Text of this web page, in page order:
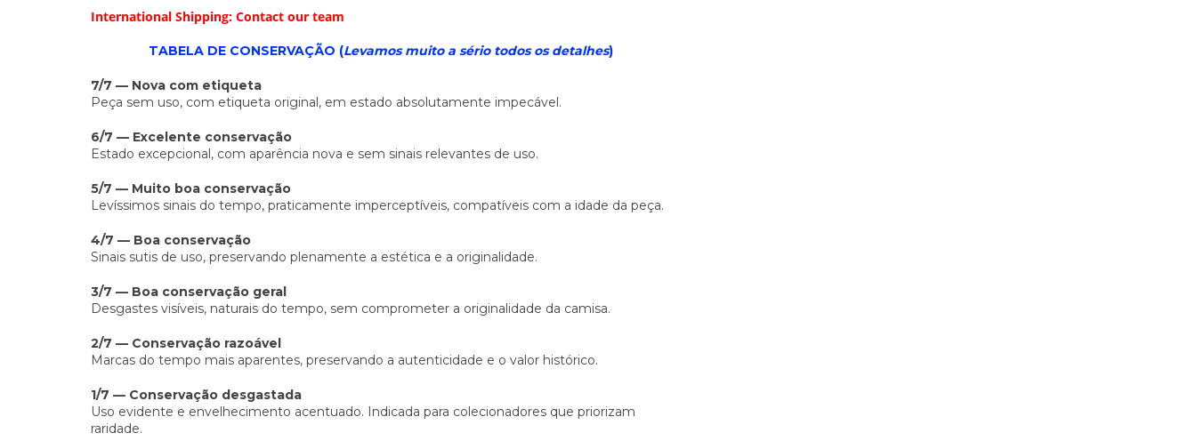
International Shipping: Contact our team
TABELA DE CONSERVAÇÃO (Levamos muito a sério todos os detalhes)
7/7 — Nova com etiqueta
Peça sem uso, com etiqueta original, em estado absolutamente impecável.
6/7 — Excelente conservação
Estado excepcional, com aparência nova e sem sinais relevantes de uso.
5/7 — Muito boa conservação
Levíssimos sinais do tempo, praticamente imperceptíveis, compatíveis com a idade da peça.
4/7 — Boa conservação
Sinais sutis de uso, preservando plenamente a estética e a originalidade.
3/7 — Boa conservação geral
Desgastes visíveis, naturais do tempo, sem comprometer a originalidade da camisa.
2/7 — Conservação razoável
Marcas do tempo mais aparentes, preservando a autenticidade e o valor histórico.
1/7 — Conservação desgastada
Uso evidente e envelhecimento acentuado. Indicada para colecionadores que priorizam
raridade.